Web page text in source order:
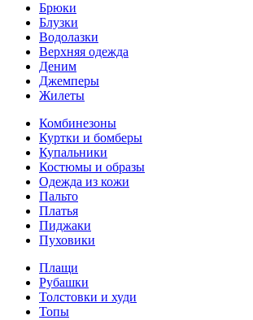
Брюки
Блузки
Водолазки
Верхняя одежда
Деним
Джемперы
Жилеты
Комбинезоны
Куртки и бомберы
Купальники
Костюмы и образы
Одежда из кожи
Пальто
Платья
Пиджаки
Пуховики
Плащи
Рубашки
Толстовки и худи
Топы